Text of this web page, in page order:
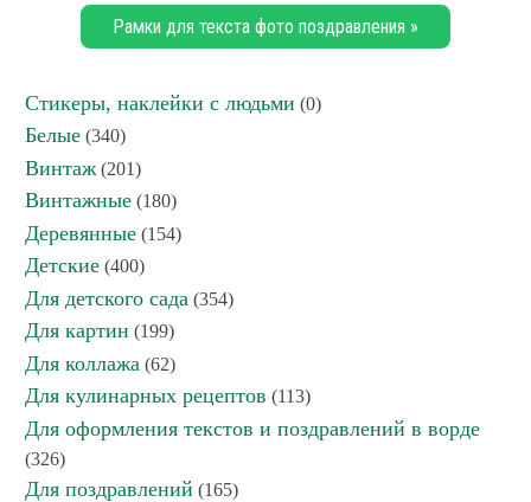
Рамки для текста фото поздравления »
Стикеры, наклейки с людьми (0)
Белые (340)
Винтаж (201)
Винтажные (180)
Деревянные (154)
Детские (400)
Для детского сада (354)
Для картин (199)
Для коллажа (62)
Для кулинарных рецептов (113)
Для оформления текстов и поздравлений в ворде
(326)
Для поздравлений (165)